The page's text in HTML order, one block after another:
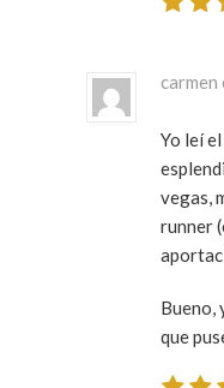
Yo leí
vegas,
runner
Bueno,
que